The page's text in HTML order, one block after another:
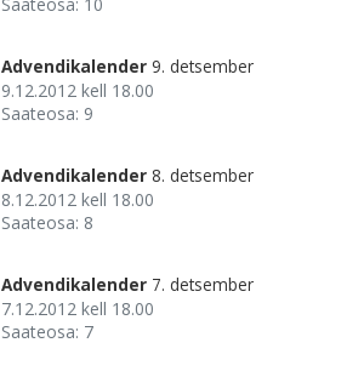
Advendikalender 9. detsember
9.12.2012 kell 18.00
Saateosa: 9
Advendikalender 8. detsember
8.12.2012 kell 18.00
Saateosa: 8
Advendikalender 7. detsember
7.12.2012 kell 18.00
Saateosa: 7